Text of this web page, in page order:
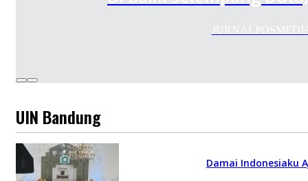
UIN Bandung
Damai Indonesiaku